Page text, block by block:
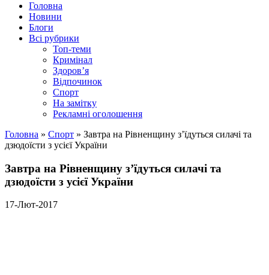
Головна
Новини
Блоги
Всі рубрики
Топ-теми
Кримінал
Здоров’я
Відпочинок
Спорт
На замітку
Рекламні оголошення
Головна » Спорт » Завтра на Рівненщину з’їдуться силачі та
дзюдоїсти з усієї України
Завтра на Рівненщину з’їдуться силачі та
дзюдоїсти з усієї України
17-Лют-2017